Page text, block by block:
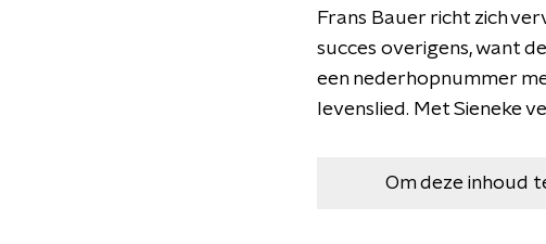
Frans Bauer richt zich
succes overigens, want
een nederhopnummer
levenslied. Met Sieneke
Om deze inhoud